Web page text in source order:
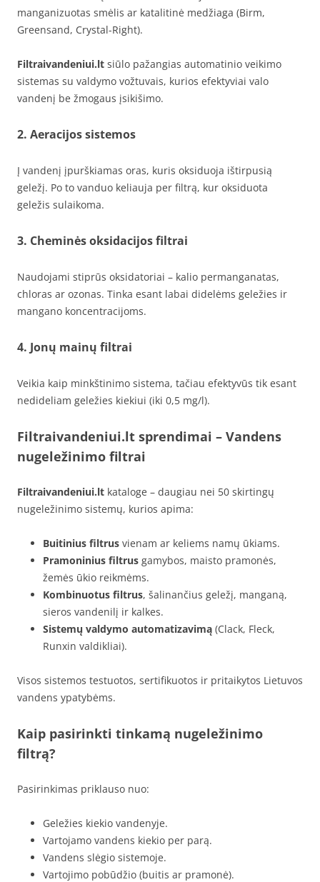
manganizuotas smėlis ar katalitinė medžiaga (Birm,
Greensand, Crystal-Right).
Filtraivandeniui.lt siūlo pažangias automatinio veikimo
sistemas su valdymo vožtuvais, kurios efektyviai valo
vandenį be žmogaus įsikišimo.
2. Aeracijos sistemos
Į vandenį įpurškiamas oras, kuris oksiduoja ištirpusią
geležį. Po to vanduo keliauja per filtrą, kur oksiduota
geležis sulaikoma.
3. Cheminės oksidacijos filtrai
Naudojami stiprūs oksidatoriai – kalio permanganatas,
chloras ar ozonas. Tinka esant labai didelėms geležies ir
mangano koncentracijoms.
4. Jonų mainų filtrai
Veikia kaip minkštinimo sistema, tačiau efektyvūs tik esant
nedideliam geležies kiekiui (iki 0,5 mg/l).
Filtraivandeniui.lt sprendimai – Vandens
nugeležinimo filtrai
Filtraivandeniui.lt kataloge – daugiau nei 50 skirtingų
nugeležinimo sistemų, kurios apima:
Buitinius filtrus vienam ar keliems namų ūkiams.
Pramoninius filtrus gamybos, maisto pramonės,
žemės ūkio reikmėms.
Kombinuotus filtrus, šalinančius geležį, manganą,
sieros vandenilį ir kalkes.
Sistemų valdymo automatizavimą (Clack, Fleck,
Runxin valdikliai).
Visos sistemos testuotos, sertifikuotos ir pritaikytos Lietuvos
vandens ypatybėms.
Kaip pasirinkti tinkamą nugeležinimo
filtrą?
Pasirinkimas priklauso nuo:
Geležies kiekio vandenyje.
Vartojamo vandens kiekio per parą.
Vandens slėgio sistemoje.
Vartojimo pobūdžio (buitis ar pramonė).